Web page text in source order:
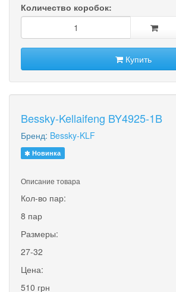
Количество коробок:
Купить
Bessky-Kellaifeng BY4925-1B
Бренд: Bessky-KLF
Новинка
Описание товара
Кол-во пар:
8 пар
Размеры:
27-32
Цена:
510 грн